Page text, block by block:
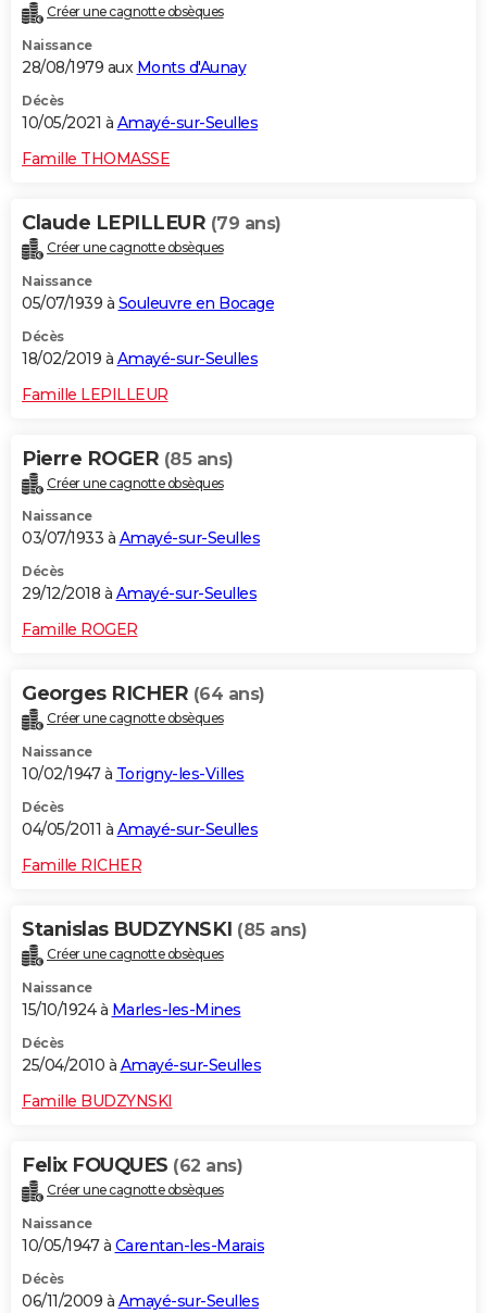
Créer une cagnotte obsèques
Naissance
28/08/1979 aux Monts d'Aunay
Décès
10/05/2021 à Amayé-sur-Seulles
Famille THOMASSE
Claude LEPILLEUR (79 ans)
Créer une cagnotte obsèques
Naissance
05/07/1939 à Souleuvre en Bocage
Décès
18/02/2019 à Amayé-sur-Seulles
Famille LEPILLEUR
Pierre ROGER (85 ans)
Créer une cagnotte obsèques
Naissance
03/07/1933 à Amayé-sur-Seulles
Décès
29/12/2018 à Amayé-sur-Seulles
Famille ROGER
Georges RICHER (64 ans)
Créer une cagnotte obsèques
Naissance
10/02/1947 à Torigny-les-Villes
Décès
04/05/2011 à Amayé-sur-Seulles
Famille RICHER
Stanislas BUDZYNSKI (85 ans)
Créer une cagnotte obsèques
Naissance
15/10/1924 à Marles-les-Mines
Décès
25/04/2010 à Amayé-sur-Seulles
Famille BUDZYNSKI
Felix FOUQUES (62 ans)
Créer une cagnotte obsèques
Naissance
10/05/1947 à Carentan-les-Marais
Décès
06/11/2009 à Amayé-sur-Seulles